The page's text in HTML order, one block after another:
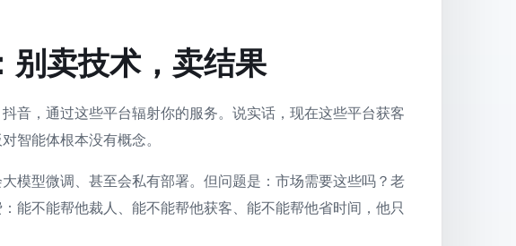
别卖技术，卖结果
音，通过这些平台辐射你的服务。说实话，现在这些平台获客
智能体根本没有概念。
模型微调、甚至会私有部署。但问题是：市场需要这些吗？老
能不能帮他裁人、能不能帮他获客、能不能帮他省时间，他只